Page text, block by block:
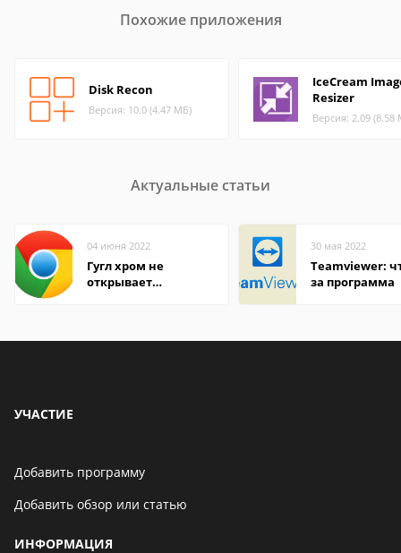
Похожие приложения
Disk Recon
Версия: 10.0 (4.47 МБ)
IceCream
Resizer
Версия: 2.09 (8.58
Актуальные статьи
04 июня 2022
Гугл хром не
открывает
30 мая 2022
Teamviewer:
за программа
УЧАСТИЕ
Добавить программу
Добавить обзор или статью
ИНФОРМАЦИЯ